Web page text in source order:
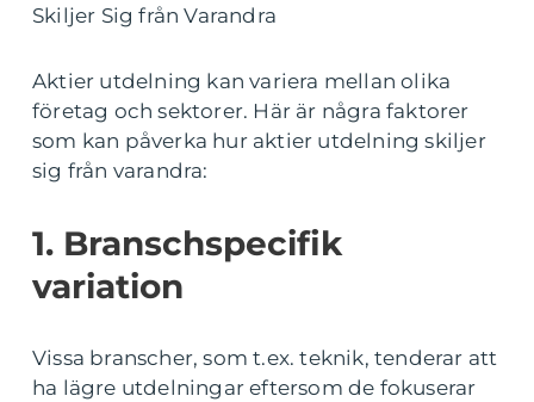
Skiljer Sig från Varandra
Aktier utdelning kan variera mellan olika
företag och sektorer. Här är några faktorer
som kan påverka hur aktier utdelning skiljer
sig från varandra:
1. Branschspecifik
variation
Vissa branscher, som t.ex. teknik, tenderar att
ha lägre utdelningar eftersom de fokuserar